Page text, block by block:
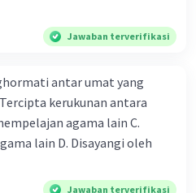
Jawaban terverifikasi
antar umat yang
agama lain C.
lain D. Disayangi oleh
Jawaban terverifikasi